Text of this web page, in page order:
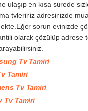
ulaşıp en kısa sürede
tvleriniz adresinizde
sorun evinizde
olarak çözülüp adrese
Tv Tamiri
Tamiri
Tv Tamiri
Tv Tamiri